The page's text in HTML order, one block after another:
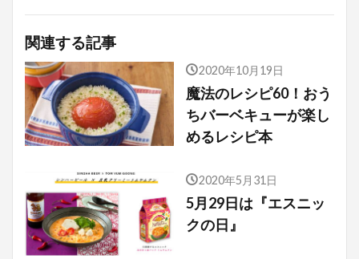
関連する記事
2020年10月19日
魔法のレシピ60！おう
ちバーベキューが楽し
めるレシピ本
2020年5月31日
5月29日は『エスニッ
クの日』